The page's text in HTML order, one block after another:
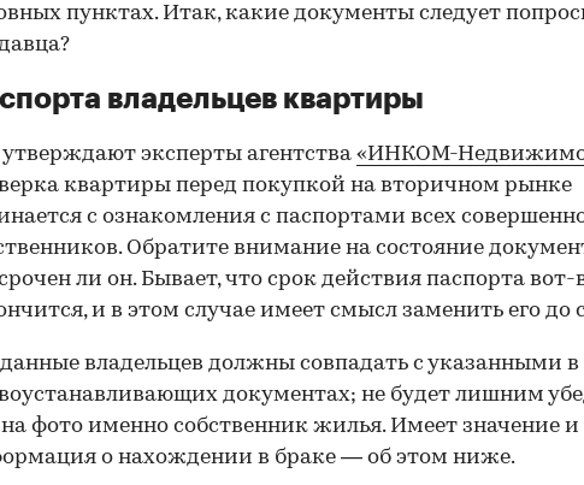
пунктах. Итак, какие документы следует
владельцев квартиры
эксперты агентства «ИНКОМ-
квартиры перед покупкой на вторичном рынке
с ознакомления с паспортами всех
Обратите внимание на состояние
ли он. Бывает, что срок действия паспорта вот-
и в этом случае имеет смысл заменить его до
владельцев должны совпадать с указанными в
документах; не будет лишним
фото именно собственник жилья. Имеет значение и
о нахождении в браке — об этом ниже.